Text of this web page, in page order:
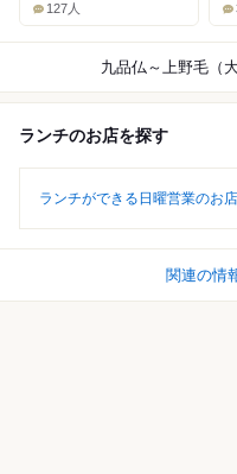
127人
ランチのお店を探す
ランチができる日曜営業のお店
関連の情